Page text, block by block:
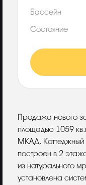
Бассейн
Состояние
Описание
Продажа нового
площадью 1059
МКАД. Коттеджный
построен в 2
из натурального
установлена